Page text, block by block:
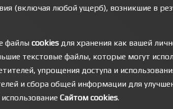
(включая любой ущерб), возникшие в
файлы cookies для хранения как вашей
текстовые файлы, которые могут
упрощения доступа и
и сбора общей информации для
Сайтом cookies.